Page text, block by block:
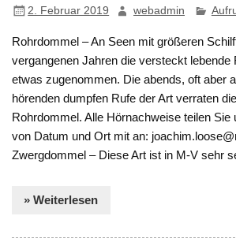
2. Februar 2019 webadmin
Rohrdommel – An Seen mit größeren
vergangenen Jahren die versteckt lebende
etwas zugenommen. Die abends, oft aber
hörenden dumpfen Rufe der Art verraten
Rohrdommel. Alle Hörnachweise teilen Sie
von Datum und Ort mit an:
Zwergdommel – Diese Art ist in M-V sehr
» Weiterlesen